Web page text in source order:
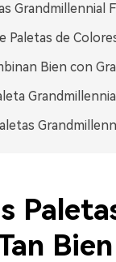
Grandmillennial
Paletas de
Bien con
Bien